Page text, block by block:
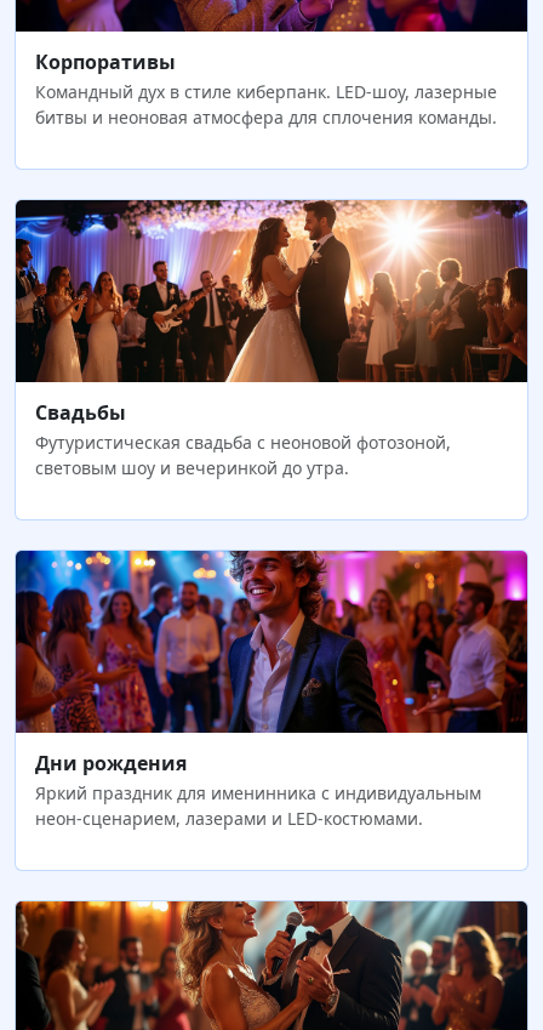
Корпоративы
Командный дух в стиле киберпанк. LED-шоу, лазерные
битвы и неоновая атмосфера для сплочения команды.
Свадьбы
Футуристическая свадьба с неоновой фотозоной,
световым шоу и вечеринкой до утра.
Дни рождения
Яркий праздник для именинника с индивидуальным
неон-сценарием, лазерами и LED-костюмами.